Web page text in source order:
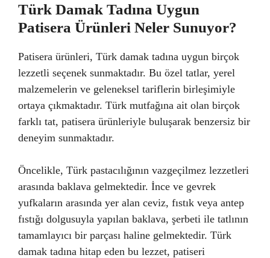
Türk Damak Tadına Uygun
Patisera Ürünleri Neler Sunuyor?
Patisera ürünleri, Türk damak tadına uygun birçok
lezzetli seçenek sunmaktadır. Bu özel tatlar, yerel
malzemelerin ve geleneksel tariflerin birleşimiyle
ortaya çıkmaktadır. Türk mutfağına ait olan birçok
farklı tat, patisera ürünleriyle buluşarak benzersiz bir
deneyim sunmaktadır.
Öncelikle, Türk pastacılığının vazgeçilmez lezzetleri
arasında baklava gelmektedir. İnce ve gevrek
yufkaların arasında yer alan ceviz, fıstık veya antep
fıstığı dolgusuyla yapılan baklava, şerbeti ile tatlının
tamamlayıcı bir parçası haline gelmektedir. Türk
damak tadına hitap eden bu lezzet, patiseri